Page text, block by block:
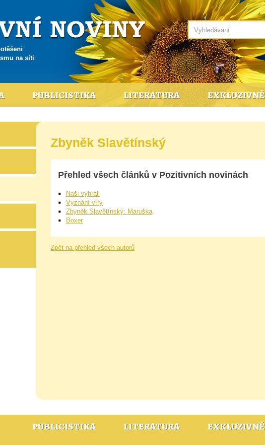
na síti
PUBLICISTIKA LITERATURA EXKLUZIVNĚ
Zbyněk Slavětínský
Přehled všech článků v Pozitivních novinách
Naši vyhráli
Vyznání víry
Zbyněk Slavětínský: Maruška
Boxer
Zpět na přehled všech autorů
PUBLICISTIKA LITERATURA EXKLUZIVNĚ